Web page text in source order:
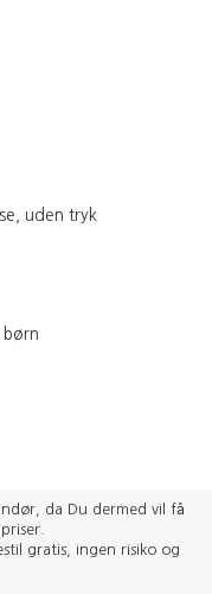
uden tryk
da Du dermed vil få
gratis, ingen risiko og